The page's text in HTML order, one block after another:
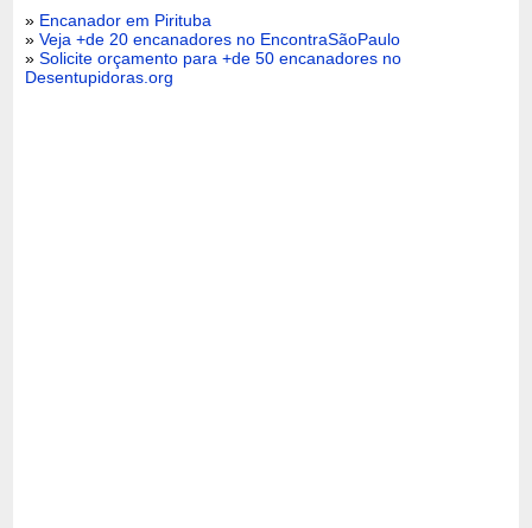
» Encanador em Pirituba
»Veja +de 20 encanadores no EncontraSãoPaulo
»Solicite orçamento para +de 50 encanadores no
Desentupidoras.org